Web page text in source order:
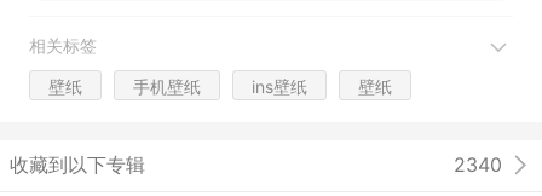
相关标签
壁纸 手机壁纸 ins壁纸 壁纸
收藏到以下专辑 2340